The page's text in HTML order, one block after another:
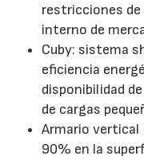
restricciones
interno de
Cuby: sistema
eficiencia
disponibilidad
de cargas
Armario vertical
90% en la